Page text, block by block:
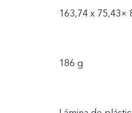
163,74 x 75,43×
186 g